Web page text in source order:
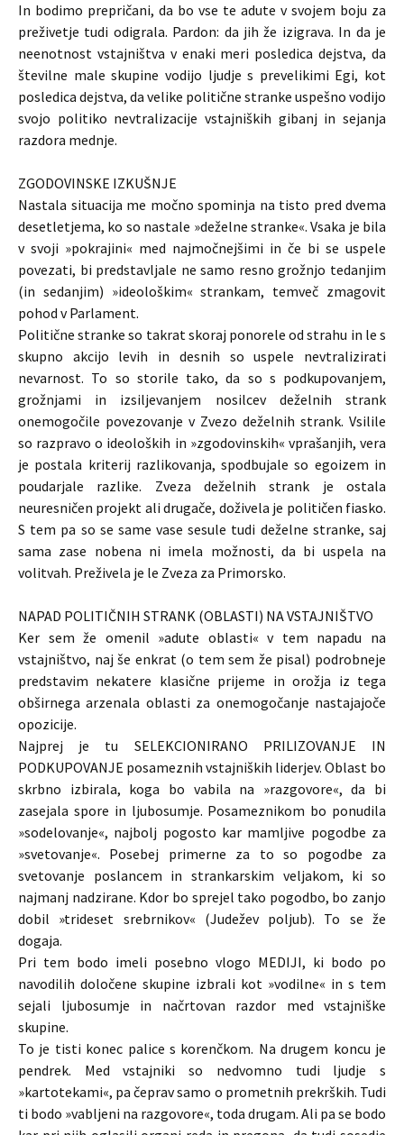
In bodimo prepričani, da bo vse te adute v svojem boju za
preživetje tudi odigrala. Pardon: da jih že izigrava. In da je
neenotnost vstajništva v enaki meri posledica dejstva, da
številne male skupine vodijo ljudje s prevelikimi Egi, kot
posledica dejstva, da velike politične stranke uspešno vodijo
svojo politiko nevtralizacije vstajniških gibanj in sejanja
razdora mednje.
ZGODOVINSKE IZKUŠNJE
Nastala situacija me močno spominja na tisto pred dvema
desetletjema, ko so nastale »deželne stranke«. Vsaka je bila
v svoji »pokrajini« med najmočnejšimi in če bi se uspele
povezati, bi predstavljale ne samo resno grožnjo tedanjim
(in sedanjim) »ideološkim« strankam, temveč zmagovit
pohod v Parlament.
Politične stranke so takrat skoraj ponorele od strahu in le s
skupno akcijo levih in desnih so uspele nevtralizirati
nevarnost. To so storile tako, da so s podkupovanjem,
grožnjami in izsiljevanjem nosilcev deželnih strank
onemogočile povezovanje v Zvezo deželnih strank. Vsilile
so razpravo o ideoloških in »zgodovinskih« vprašanjih, vera
je postala kriterij razlikovanja, spodbujale so egoizem in
poudarjale razlike. Zveza deželnih strank je ostala
neuresničen projekt ali drugače, doživela je političen fiasko.
S tem pa so se same vase sesule tudi deželne stranke, saj
sama zase nobena ni imela možnosti, da bi uspela na
volitvah. Preživela je le Zveza za Primorsko.
NAPAD POLITIČNIH STRANK (OBLASTI) NA VSTAJNIŠTVO
Ker sem že omenil »adute oblasti« v tem napadu na
vstajništvo, naj še enkrat (o tem sem že pisal) podrobneje
predstavim nekatere klasične prijeme in orožja iz tega
obširnega arzenala oblasti za onemogočanje nastajajoče
opozicije.
Najprej je tu SELEKCIONIRANO PRILIZOVANJE IN
PODKUPOVANJE posameznih vstajniških liderjev. Oblast bo
skrbno izbirala, koga bo vabila na »razgovore«, da bi
zasejala spore in ljubosumje. Posameznikom bo ponudila
»sodelovanje«, najbolj pogosto kar mamljive pogodbe za
»svetovanje«. Posebej primerne za to so pogodbe za
svetovanje poslancem in strankarskim veljakom, ki so
najmanj nadzirane. Kdor bo sprejel tako pogodbo, bo zanjo
dobil »trideset srebrnikov« (Judežev poljub). To se že
dogaja.
Pri tem bodo imeli posebno vlogo MEDIJI, ki bodo po
navodilih določene skupine izbrali kot »vodilne« in s tem
sejali ljubosumje in načrtovan razdor med vstajniške
skupine.
To je tisti konec palice s korenčkom. Na drugem koncu je
pendrek. Med vstajniki so nedvomno tudi ljudje s
»kartotekami«, pa čeprav samo o prometnih prekrških. Tudi
ti bodo »vabljeni na razgovore«, toda drugam. Ali pa se bodo